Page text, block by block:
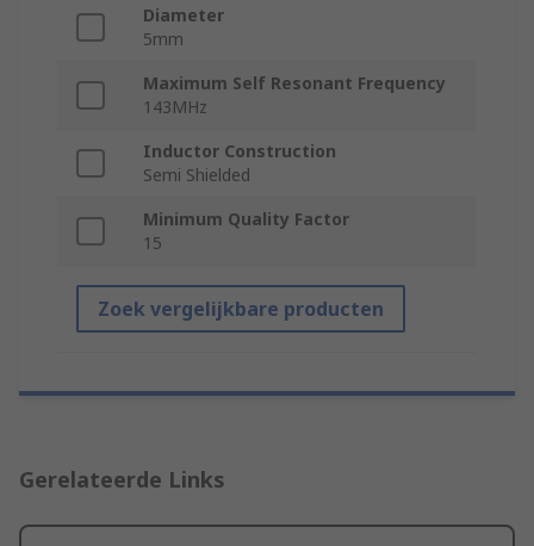
Diameter
5mm
Maximum Self Resonant Frequency
143MHz
Inductor Construction
Semi Shielded
Minimum Quality Factor
15
Zoek vergelijkbare producten
Gerelateerde Links